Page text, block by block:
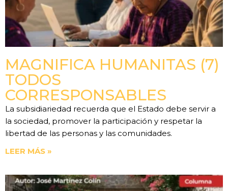
MAGNIFICA HUMANITAS (7)
TODOS
CORRESPONSABLES
La subsidiariedad recuerda que el Estado debe servir a
la sociedad, promover la participación y respetar la
libertad de las personas y las comunidades.
LEER MÁS »